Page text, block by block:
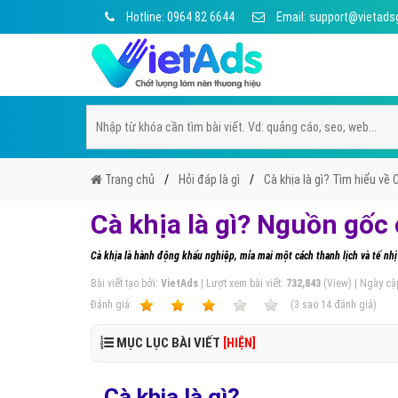
Hotline: 0964 82 6644 Email:
Trang chủ Hỏi đáp là gì Cà khịa là gì? Tìm hiểu về
Cà khịa là gì? Nguồn
Cà khịa là hành động khẩu nghiệp, mỉa mai một cách thanh lịch và tế
Bài viết tạo bởi: VietAds | Lượt xem bài viết: 732,843 (View) | Ngày
Ðánh giá:
(3 sao 14 đánh giá)
MỤC LỤC BÀI VIẾT [HIỆN]